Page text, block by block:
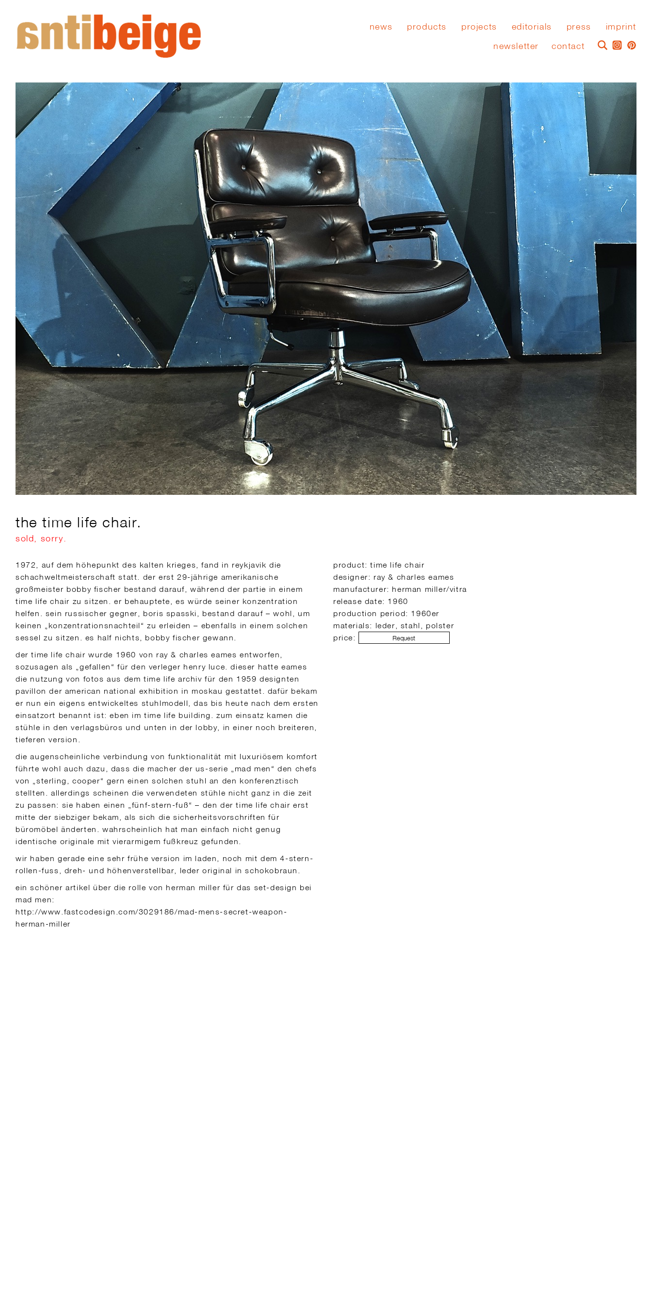
news products projects editorials press
imprint
contact
newsletter
the time life chair.
sold, sorry.
1972, auf dem höhepunkt des kalten krieges, fand in reykjavik die
schachweltmeisterschaft statt. der erst 29-jährige amerikanische
großmeister bobby fischer bestand darauf, während der partie in einem
time life chair zu sitzen. er behauptete, es würde seiner konzentration
helfen. sein russischer gegner, boris spasski, bestand darauf – wohl, um
keinen „konzentrationsnachteil“ zu erleiden – ebenfalls in einem solchen
sessel zu sitzen. es half nichts, bobby fischer gewann.
der time life chair wurde 1960 von ray & charles eames entworfen,
sozusagen als „gefallen“ für den verleger henry luce. dieser hatte eames
die nutzung von fotos aus dem time life archiv für den 1959 designten
pavillon der american national exhibition in moskau gestattet. dafür bekam
er nun ein eigens entwickeltes stuhlmodell, das bis heute nach dem ersten
einsatzort benannt ist: eben im time life building. zum einsatz kamen die
stühle in den verlagsbüros und unten in der lobby, in einer noch breiteren,
tieferen version.
die augenscheinliche verbindung von funktionalität mit luxuriösem komfort
führte wohl auch dazu, dass die macher der us-serie „mad men“ den chefs
von „sterling, cooper“ gern einen solchen stuhl an den konferenztisch
stellten. allerdings scheinen die verwendeten stühle nicht ganz in die zeit
zu passen: sie haben einen „fünf-stern-fuß“ – den der time life chair erst
mitte der siebziger bekam, als sich die sicherheitsvorschriften für
büromöbel änderten. wahrscheinlich hat man einfach nicht genug
identische originale mit vierarmigem fußkreuz gefunden.
wir haben gerade eine sehr frühe version im laden, noch mit dem 4-stern-
rollen-fuss, dreh- und höhenverstellbar, leder original in schokobraun.
ein schöner artikel über die rolle von herman miller für das set-design bei
mad men:
http://www.fastcodesign.com/3029186/mad-mens-secret-weapon-
herman-miller
product: time life chair
designer: ray & charles eames
manufacturer: herman miller/vitra
release date: 1960
production period: 1960er
materials: leder, stahl, polster
price:
Request